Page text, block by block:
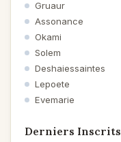
Gruaur
Assonance
Okami
Solem
Deshaiessaintes
Lepoete
Evemarie
Derniers Inscrits